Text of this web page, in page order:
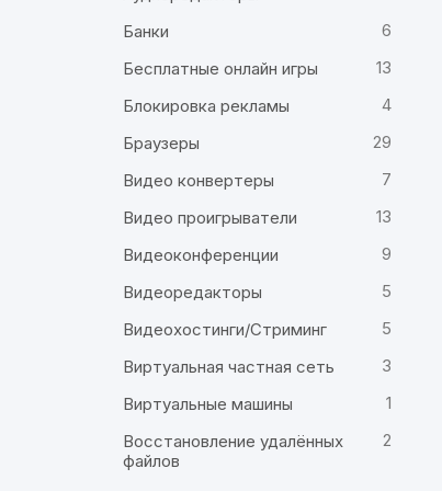
Банки
6
Бесплатные онлайн игры
13
Блокировка рекламы
4
Браузеры
29
Видео конвертеры
7
Видео проигрыватели
13
Видеоконференции
9
Видеоредакторы
5
Видеохостинги/Стриминг
5
Виртуальная частная сеть
3
Виртуальные машины
1
Восстановление удалённых
файлов
2